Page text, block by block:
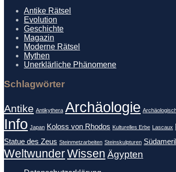
Antike Rätsel
Evolution
Geschichte
Magazin
Moderne Rätsel
Mythen
Unerklärliche Phänomene
Schlagwörter
Antike Antikythera Archäologie
Info Japan Koloss von Rhodos Kulturelles Erbe Lascaux
Statue des Zeus Steinmetzarbeiten Steinskulpturen
WeltwunderWissen Ägypten